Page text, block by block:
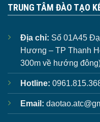
TRUNG TÂM ĐÀO TẠO
Địa chỉ: Số 01A45
Hương – TP Thanh
300m về hướng
Hotline:
Email: